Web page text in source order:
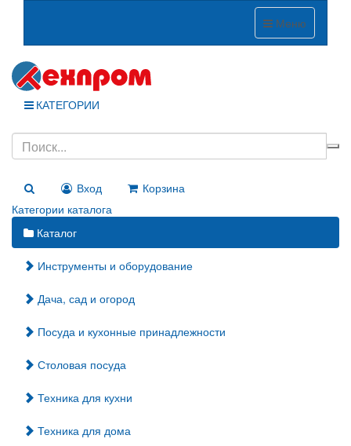
Меню
КАТЕГОРИИ
Вход
Корзина
Категории каталога
Каталог
Инструменты и оборудование
Дача, сад и огород
Посуда и кухонные принадлежности
Столовая посуда
Техника для кухни
Техника для дома